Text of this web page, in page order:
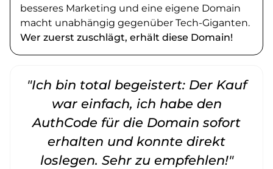
besseres Marketing und eine eigene Domain
macht unabhängig gegenüber Tech-Giganten.
Wer zuerst zuschlägt, erhält diese Domain!
"Ich bin total begeistert: Der Kauf
war einfach, ich habe den
AuthCode für die Domain sofort
erhalten und konnte direkt
loslegen. Sehr zu empfehlen!"